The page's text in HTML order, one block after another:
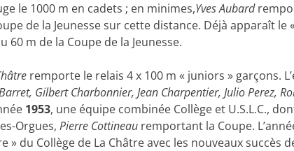
le 1000 m en cadets ; en minimes,Yves Aubard
de la Jeunesse sur cette distance. Déjà apparaît le
60 m de la Coupe de la Jeunesse.
remporte le relais 4 x 100 m « juniors » garçons.
Gilbert Charbonnier, Jean Charpentier, Julio Perez,
1953, une équipe combinée Collège et U.S.L.C.,
Orgues, Pierre Cottineau remportant la Coupe.
» du Collège de La Châtre avec les nouveaux succès